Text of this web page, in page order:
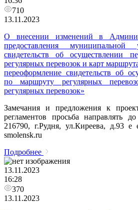
710
13.11.2023
О внесении изменений в
предоставления муниципальной
свидетельств об осуществлении
регулярных перевозок и карт
переоформление свидетельств об
по маршруту регулярных
регулярных перевозок»
Замечания и предложения к
регламентов просьба направлять
216790, г.Рудня, ул.Киреева, д.93 e
smolensk.ru
Подробнее
13.11.2023
16:28
370
13.11.2023